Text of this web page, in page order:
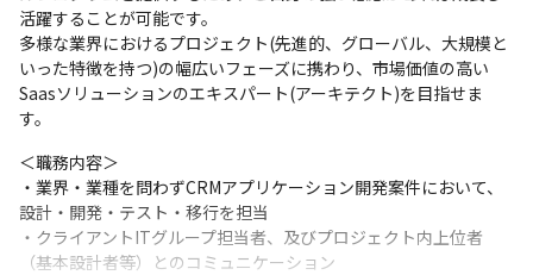
活躍することが可能です。
多様な業界におけるプロジェクト(先進的、グローバル、大規模と
いった特徴を持つ)の幅広いフェーズに携わり、市場価値の高い
Saasソリューションのエキスパート(アーキテクト)を目指せま
す。
＜職務内容＞
・業界・業種を問わずCRMアプリケーション開発案件において、
設計・開発・テスト・移行を担当
・クライアントITグループ担当者、及びプロジェクト内上位者
（基本設計者等）とのコミュニケーション